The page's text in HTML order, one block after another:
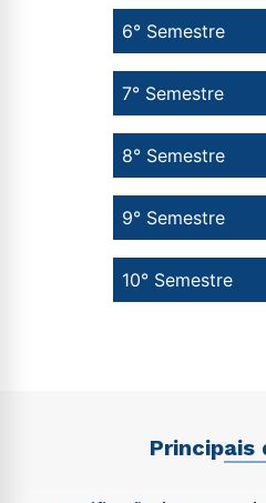
10° Semestre
9° Semestre
8° Semestre
7° Semestre
6° Semestre
Principais